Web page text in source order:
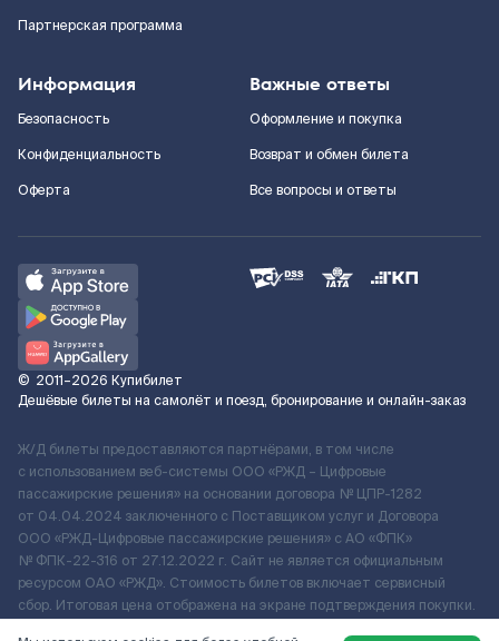
Партнерская программа
Информация
Безопасность
Конфиденциальность
Оферта
Важные ответы
Оформление и покупка
Возврат и обмен билета
Все вопросы и ответы
© 2011–2026 Купибилет
Дешёвые билеты на самолёт и поезд, бронирование и онлайн-заказ
Ж/Д билеты предоставляются партнёрами, в том числе
с использованием веб-системы ООО «РЖД – Цифровые
пассажирские решения» на основании договора № ЦПР-1282
от 04.04.2024 заключенного с Поставщиком услуг и Договора
ООО «РЖД-Цифровые пассажирские решения» c АО «ФПК»
№ ФПК-22-316 от 27.12.2022 г. Сайт не является официальным
ресурсом ОАО «РЖД». Стоимость билетов включает сервисный
сбор. Итоговая цена отображена на экране подтверждения покупки.